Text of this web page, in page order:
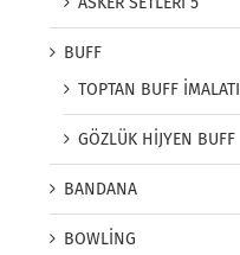
BUFF
TOPTAN BUFF İMALATI
GÖZLÜK HİJYEN BUFF
BANDANA
BOWLİNG